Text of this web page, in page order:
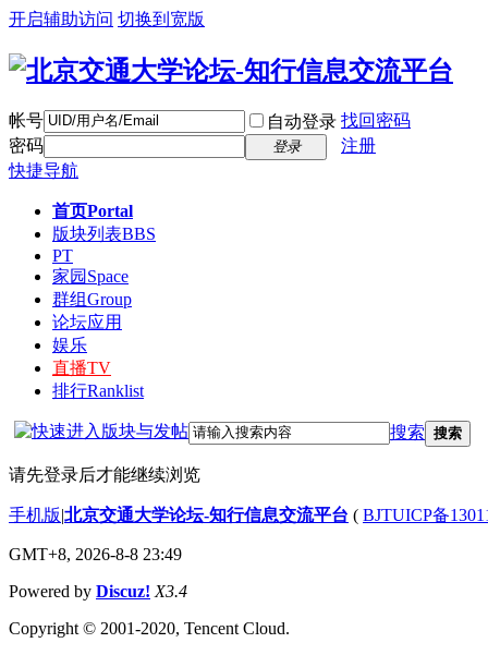
开启辅助访问 切换到宽版
帐号 自动登录 找回密码
密码
登录
注册
快捷导航
首页Portal
版块列表BBS
PT
家园 Space
群组Group
论坛应用
娱乐
直播TV
排行Ranklist
搜索 搜索
请先登录后才能继续浏览
手机版|北京交通大学论坛-知行信息交流平台 ( BJTUICP备
GMT+8, 2026-8-8 23:49
Powered by Discuz! X3.4
Copyright © 2001-2020, Tencent Cloud.